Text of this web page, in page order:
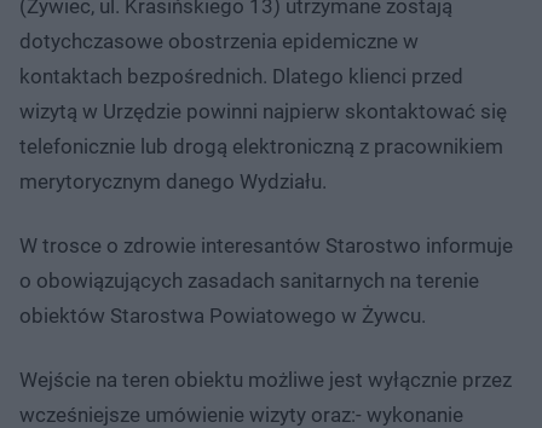
(Żywiec, ul. Krasińskiego 13) utrzymane zostają
dotychczasowe obostrzenia epidemiczne w
kontaktach bezpośrednich. Dlatego klienci przed
wizytą w Urzędzie powinni najpierw skontaktować się
telefonicznie lub drogą elektroniczną z pracownikiem
merytorycznym danego Wydziału.
W trosce o zdrowie interesantów Starostwo informuje
o obowiązujących zasadach sanitarnych na terenie
obiektów Starostwa Powiatowego w Żywcu.
Wejście na teren obiektu możliwe jest wyłącznie przez
wcześniejsze umówienie wizyty oraz:- wykonanie